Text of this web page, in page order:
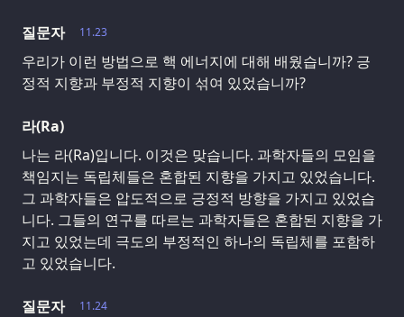
11.23
질문자
우리가 이런 방법으로 핵 에너지에 대해 배웠습니까? 긍
정적 지향과 부정적 지향이 섞여 있었습니까?
라(Ra)
나는 라(Ra)입니다. 이것은 맞습니다. 과학자들의 모임을
책임지는 독립체들은 혼합된 지향을 가지고 있었습니다.
그 과학자들은 압도적으로 긍정적 방향을 가지고 있었습
니다. 그들의 연구를 따르는 과학자들은 혼합된 지향을 가
지고 있었는데 극도의 부정적인 하나의 독립체를 포함하
고 있었습니다.
11.24
질문자